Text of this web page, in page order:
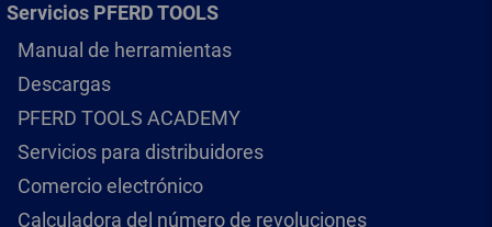
Servicios PFERD TOOLS
Manual de herramientas
Descargas
PFERD TOOLS ACADEMY
Servicios para distribuidores
Comercio electrónico
Calculadora del número de revoluciones